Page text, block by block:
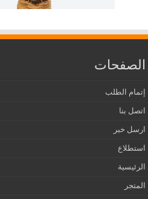
الصفحات
إتمام الطلب
اتصل بنا
ارسل خبر
استطلاع
الرئيسية
المتجر